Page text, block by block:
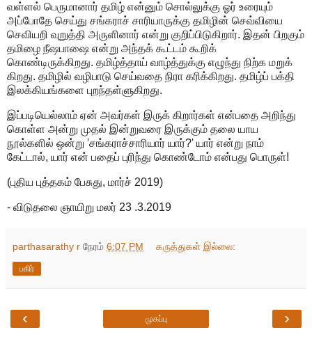
வள்ளல் பெருமானார் தமிழ் என்னும் சொல்லுக்கு ஓர் உரையும்
அப்போதே செய்து சங்கராச் சாரியாருக்கு தமிழின் செவ்வியை
செவியறி வுறுத்தி அருளினார் என்று குறிப்பிடுகிறார். இதன் பிறகும்
தமிழை நீஷபாஷை என்று அந்தக் கூட்டம் கூறிக்
கொண்டிருக்கிறது. தமிழ்த்தாய் வாழ்த்துக்கு எழுந்து நிற்க மறுக்
கிறது. தமிழில் வழிபாடு செய்வதை நிரா கரிக்கிறது. தமிழ்ப் பக்தி
இலக்கியங்களை புறந்தள்ளுகிறது.
இப்படியெல்லாம் ஏன் அவர்கள் இருக் கிறார்கள் என்பதை அறிந்து
கொள்ள அன்று முதல் இன்றுவரை இருக்கும் தலை யாய
நூல்களில் ஒன்று 'சங்கராச்சாரியார் யார்?' யார் என்று நாம்
கேட்டால், யார் என் பதைப் புரிந்து கொண்டோம் என்பது பொருள்!
(புதிய புத்தகம் பேசுது, மார்ச் 2019)
- விடுதலை ஞாயிறு மலர் 23 .3.2019
parthasarathy r நேரம் 6:07 PM கருத்துகள் இல்லை:
பகிர்
‹ ›
முகப்பு